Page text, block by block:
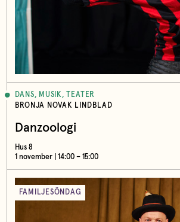
DANS, MUSIK, TEATER
BRONJA NOVAK LINDBLAD
Danzoologi
Hus 8
1 november | 14:00 – 15:00
FAMILJESÖNDAG